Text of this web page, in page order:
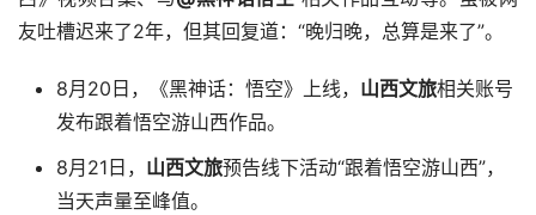
友吐槽迟来了2年，但其回复道：“晚归晚，总算是来了”。
8月20日，《黑神话：悟空》上线， 山西文旅相关账号
发布跟着悟空游山西作品。
8月21日， 山西文旅预告线下活动“跟着悟空游山西”，
当天声量至峰值。